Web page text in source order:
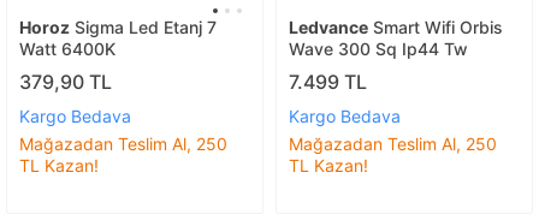
Horoz Sigma Led Etanj 7
Watt 6400K
379,90 TL
Kargo Bedava
Mağazadan Teslim Al, 250
TL Kazan!
Ledvance Smart Wifi Orbis
Wave 300 Sq Ip44 Tw
7.499 TL
Kargo Bedava
Mağazadan Teslim Al, 250
TL Kazan!